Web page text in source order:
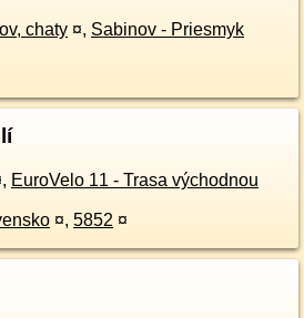
chaty ¤, Sabinov - Priesmyk
, EuroVelo 11 - Trasa východnou
¤, 5852 ¤